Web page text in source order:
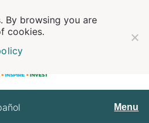
Menu
By browsing you are
cookies.